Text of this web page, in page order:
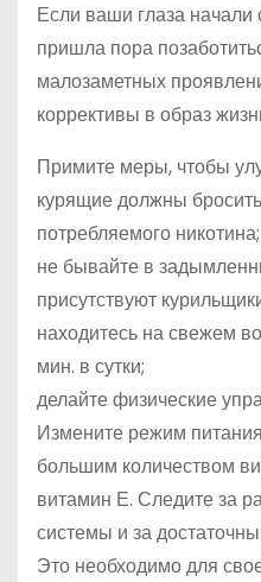
Если ваши глаза начали
пришла пора
малозаметных
коррективы в образ
Примите меры, чтобы
курящие должны
потребляемого никотина;
не бывайте в
присутствуют
находитесь на свежем
мин. в сутки;
делайте физические
Измените режим
большим количеством
витамин Е. Следите за
системы и за
Это необходимо для